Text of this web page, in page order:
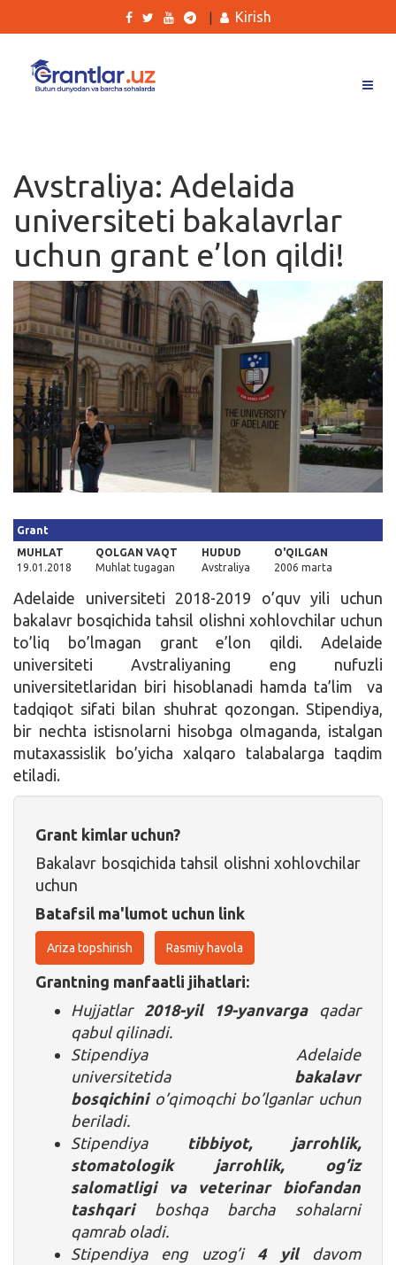
Ishlar
Kurslar
Blog
Yana
Qidirish
Kirish
Kirish
Avstraliya: Adelaida
universiteti bakalavrlar
uchun grant e’lon qildi!
Grant
MUHLAT
19.01.2018
QOLGAN VAQT
Muhlat tugagan
HUDUD
Avstraliya
O'QILGAN
2006 marta
Adelaide universiteti 2018-2019 o’quv yili uchun
bakalavr bosqichida tahsil olishni xohlovchilar uchun
to’liq bo’lmagan grant e’lon qildi. Adelaide
universiteti Avstraliyaning eng nufuzli
universitetlaridan biri hisoblanadi hamda ta’lim va
tadqiqot sifati bilan shuhrat qozongan. Stipendiya,
bir nechta istisnolarni hisobga olmaganda, istalgan
mutaxassislik bo’yicha xalqaro talabalarga taqdim
etiladi.
Grant kimlar uchun?
Bakalavr bosqichida tahsil olishni xohlovchilar
uchun
Batafsil ma'lumot uchun link
Ariza topshirish Rasmiy havola
Grantning manfaatli jihatlari:
Hujjatlar 2018-yil 19-yanvargaqadar
qabul qilinadi.
Stipendiya Adelaide
universitetida bakalavr
bosqichinio’qimoqchi bo’lganlar uchun
beriladi.
Stipendiya tibbiyot, jarrohlik,
stomatologik jarrohlik, og’iz
salomatligi va veterinar biofandan
tashqariboshqa barcha sohalarni
qamrab oladi.
Stipendiya eng uzog’i 4 yildavom